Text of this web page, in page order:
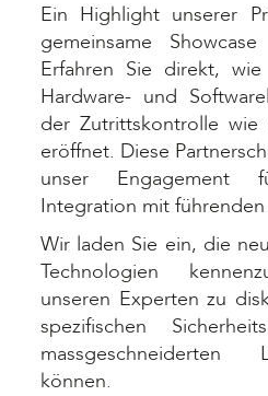
Ein Highlight unserer
gemeinsame
Erfahren Sie direkt,
Hardware- und
der Zutrittskontrolle
eröffnet. Diese
unser Engagement
Integration mit führenden
Wir laden Sie ein, die
Technologien
unseren Experten zu
spezifischen
massgeschneiderten
können.